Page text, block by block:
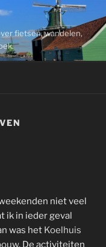
fietsen, wandelen,
niet veel
ik in ieder geval
was het Koelhuis
. De activiteiten